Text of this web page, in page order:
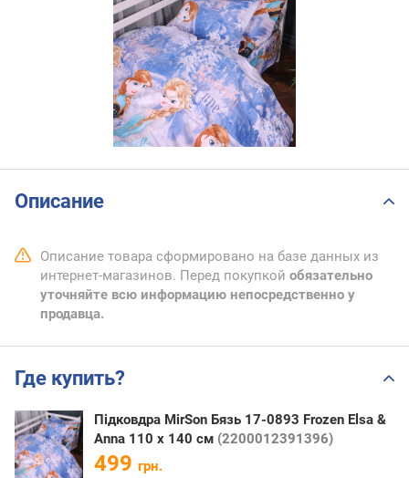
Описание
Описание товара сформировано на базе данных из
интернет-магазинов. Перед покупкой обязательно
уточняйте всю информацию непосредственно у
продавца.
Где купить?
Підковдра MirSon Бязь 17-0893 Frozen Elsa &
Anna 110 x 140 см (2200012391396)
499 грн.